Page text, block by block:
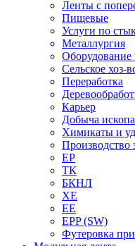
Ленты с
Пищевые
Услуги по
Металлургия
Оборудование
Сельское хоз-
Переработка
Карьер
Добыча
Химикаты и
Производство
EP
ТК
БКНЛ
XE
EE
EPP (SW)
Футеровка